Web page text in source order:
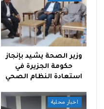
وزير الصحة يشيد بإنجاز
حكومة الجزيرة في
استعادة النظام الصحي
اخبار محلية